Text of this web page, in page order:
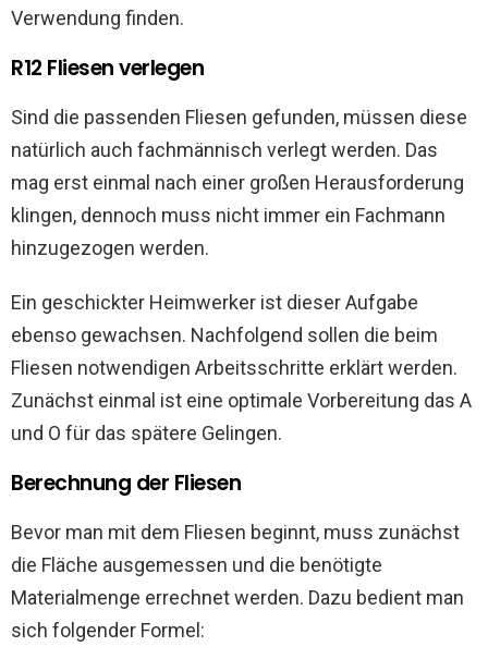
Verwendung finden.
R12 Fliesen verlegen
Sind die passenden Fliesen gefunden, müssen diese
natürlich auch fachmännisch verlegt werden. Das
mag erst einmal nach einer großen Herausforderung
klingen, dennoch muss nicht immer ein Fachmann
hinzugezogen werden.
Ein geschickter Heimwerker ist dieser Aufgabe
ebenso gewachsen. Nachfolgend sollen die beim
Fliesen notwendigen Arbeitsschritte erklärt werden.
Zunächst einmal ist eine optimale Vorbereitung das A
und O für das spätere Gelingen.
Berechnung der Fliesen
Bevor man mit dem Fliesen beginnt, muss zunächst
die Fläche ausgemessen und die benötigte
Materialmenge errechnet werden. Dazu bedient man
sich folgender Formel: